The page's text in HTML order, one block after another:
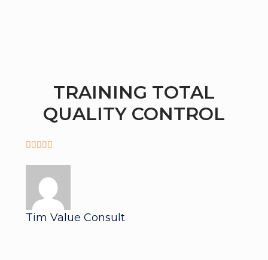
TRAINING TOTAL
QUALITY CONTROL
    
Tim Value Consult